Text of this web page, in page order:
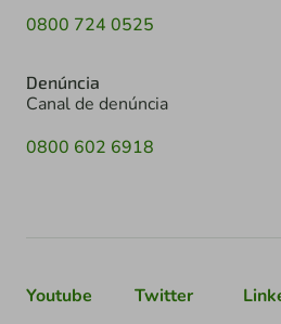
0800 724 0525
Denúncia
Canal de denúncia
0800 602 6918
Youtube Twitter